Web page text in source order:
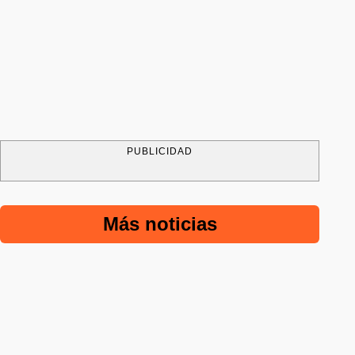
PUBLICIDAD
Más noticias